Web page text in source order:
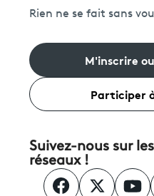
Rien ne se fait sans
M'inscrire
Participer
Suivez-nous sur les
réseaux !